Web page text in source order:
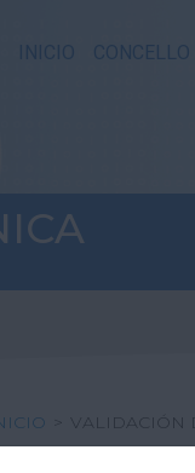
INICIO CONCELLO
> VALIDACIÓN